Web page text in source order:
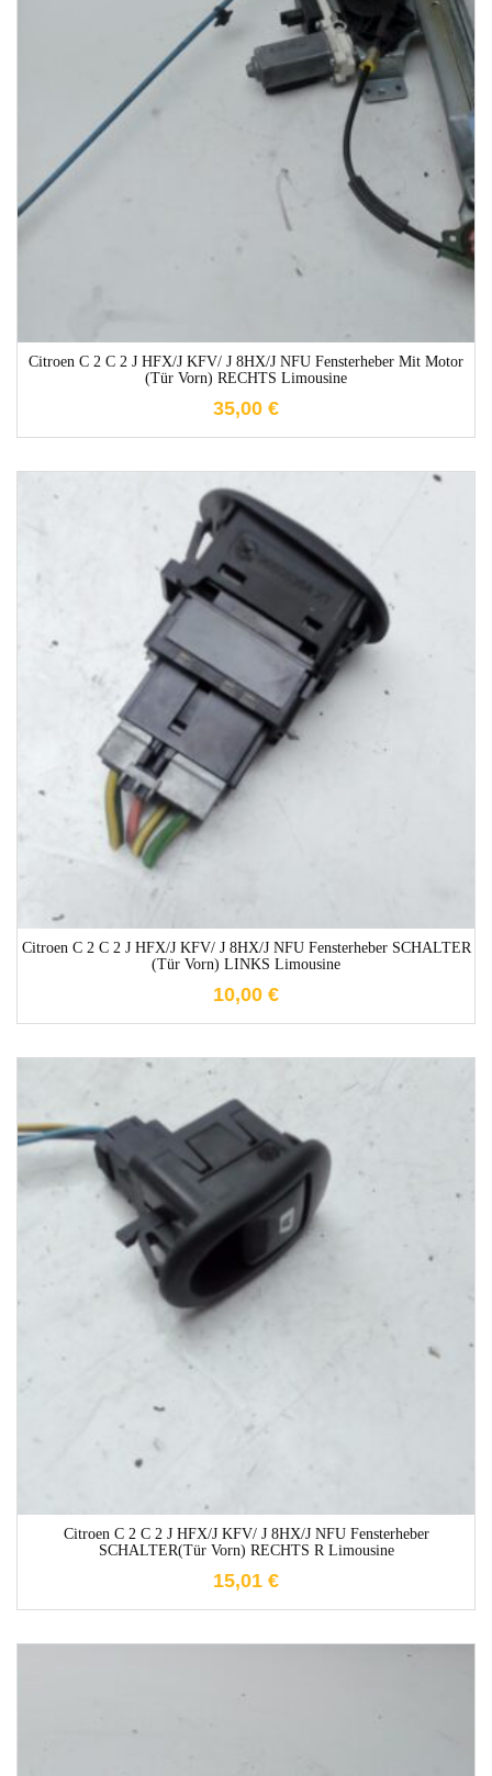
Citroen C 2 C 2 J HFX/J KFV/ J 8HX/J NFU Fensterheber Mit Motor
(Tür Vorn) RECHTS Limousine
35,00 €
Citroen C 2 C 2 J HFX/J KFV/ J 8HX/J NFU Fensterheber SCHALTER
(Tür Vorn) LINKS Limousine
10,00 €
1-3 Werktage
Citroen C 2 C 2 J HFX/J KFV/ J 8HX/J NFU Fensterheber
SCHALTER(Tür Vorn) RECHTS R Limousine
15,01 €